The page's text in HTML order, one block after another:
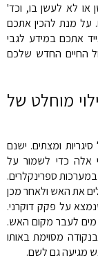
לא לעשן בו, וכד'
על מנת להכין אתכם
אתכם במידע לגבי
החיים החדש שלכם
מוחלט של
ומצתים. ישנם
אלה כדי לשמור על
ספרינקלרים.
את האש ולאחר מכן
על פקק דוקרני.
לעבר מקום האש.
מסוימת באותו
מגיעה גם לשם.